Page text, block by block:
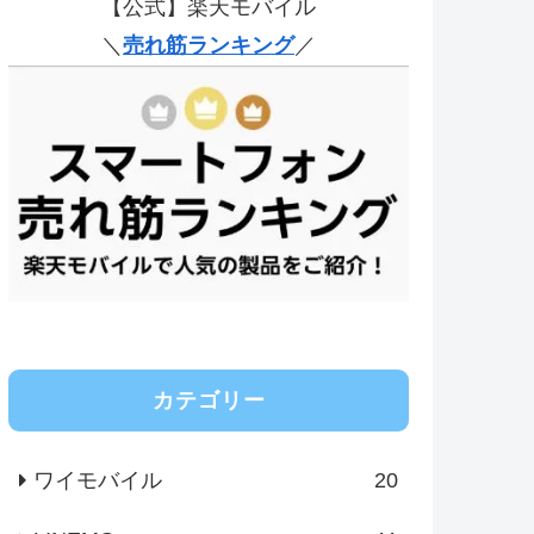
【公式】楽天モバイル
＼ 売れ筋ランキング／
カテゴリー
ワイモバイル 20